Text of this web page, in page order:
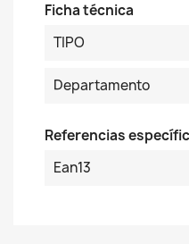
Ficha técnica
TIPO
Departamento
Referencias
Ean13